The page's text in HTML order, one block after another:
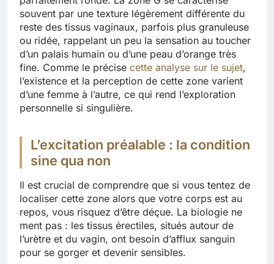
souvent par une texture légèrement différente du
reste des tissus vaginaux, parfois plus granuleuse
ou ridée, rappelant un peu la sensation au toucher
d’un palais humain ou d’une peau d’orange très
fine. Comme le précise cette analyse sur le sujet,
l’existence et la perception de cette zone varient
d’une femme à l’autre, ce qui rend l’exploration
personnelle si singulière.
L’excitation préalable : la condition
sine qua non
Il est crucial de comprendre que si vous tentez de
localiser cette zone alors que votre corps est au
repos, vous risquez d’être déçue. La biologie ne
ment pas : les tissus érectiles, situés autour de
l’urètre et du vagin, ont besoin d’afflux sanguin
pour se gorger et devenir sensibles.